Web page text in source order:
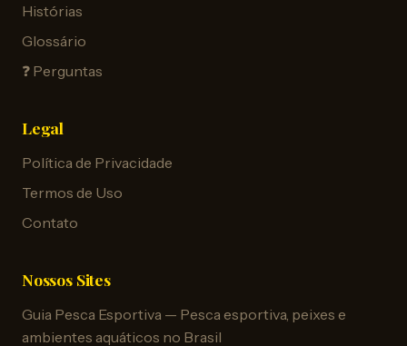
Histórias
Glossário
❓ Perguntas
Legal
Política de Privacidade
Termos de Uso
Contato
Nossos Sites
Guia Pesca Esportiva — Pesca esportiva, peixes e
ambientes aquáticos no Brasil